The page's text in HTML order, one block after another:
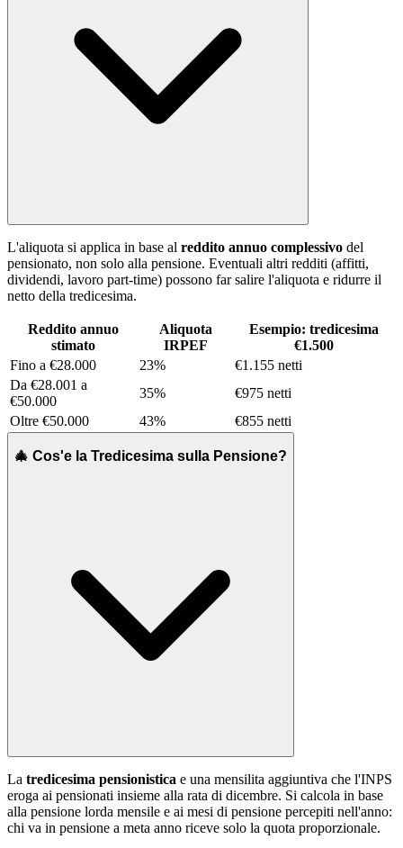
L'aliquota si applica in base al reddito annuo complessivo del
pensionato, non solo alla pensione. Eventuali altri redditi (affitti,
dividendi, lavoro part-time) possono far salire l'aliquota e ridurre il
netto della tredicesima.
Reddito annuo
stimato
Aliquota
IRPEF
Esempio: tredicesima
€1.500
Fino a €28.000
23%
€1.155 netti
Da €28.001 a
€50.000
35%
€975 netti
Oltre €50.000
43% €855 netti
🎄 Cos'e la Tredicesima sulla Pensione?
La tredicesima pensionistica e una mensilita aggiuntiva che l'INPS
eroga ai pensionati insieme alla rata di dicembre. Si calcola in base
alla pensione lorda mensile e ai mesi di pensione percepiti nell'anno:
chi va in pensione a meta anno riceve solo la quota proporzionale.